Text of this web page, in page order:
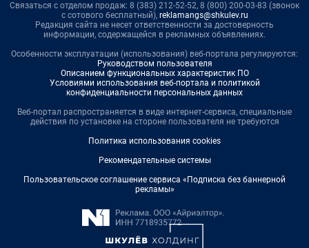
Связаться с отделом продаж: 8 (383) 212-52-52, 8 (800) 200-03-83 (звонок
с сотового бесплатный), reklamangs@shkulev.ru
Редакция сайта не несет ответственности за достоверность
информации, содержащейся в рекламных объявлениях.
Особенности эксплуатации (использования) веб-портала регулируются:
Руководством пользователя
Описанием функциональных характеристик ПО
Условиями использования веб-портала и политикой
конфиденциальности персональных данных
Веб-портал распространяется в виде интернет-сервиса, специальные
действия по установке на стороне пользователя не требуются
Политика использования cookies
Рекомендательные системы
Пользовательское соглашение сервиса «Подписка без баннерной
рекламы»